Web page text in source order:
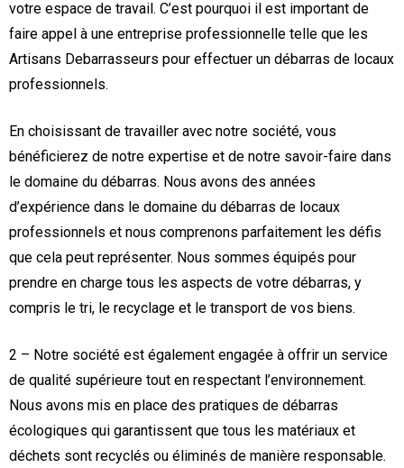
votre espace de travail. C’est pourquoi il est important de
faire appel à une entreprise professionnelle telle que les
Artisans Debarrasseurs pour effectuer un débarras de locaux
professionnels.
En choisissant de travailler avec notre société, vous
bénéficierez de notre expertise et de notre savoir-faire dans
le domaine du débarras. Nous avons des années
d’expérience dans le domaine du débarras de locaux
professionnels et nous comprenons parfaitement les défis
que cela peut représenter. Nous sommes équipés pour
prendre en charge tous les aspects de votre débarras, y
compris le tri, le recyclage et le transport de vos biens.
2 – Notre société est également engagée à offrir un service
de qualité supérieure tout en respectant l’environnement.
Nous avons mis en place des pratiques de débarras
écologiques qui garantissent que tous les matériaux et
déchets sont recyclés ou éliminés de manière responsable.